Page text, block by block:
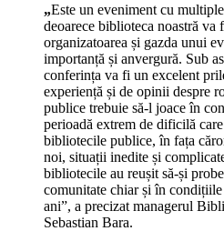
„Este un eveniment cu
deoarece biblioteca noastră va
organizatoarea și gazda unui
importanță și anvergură. Sub
conferința va fi un excelent
experiență și de opinii despre
publice trebuie să-l joace în
perioadă extrem de dificilă
bibliotecile publice, în fața
noi, situații inedite și
bibliotecile au reușit să-și
comunitate chiar și în
ani”, a precizat managerul
Sebastian Bara.